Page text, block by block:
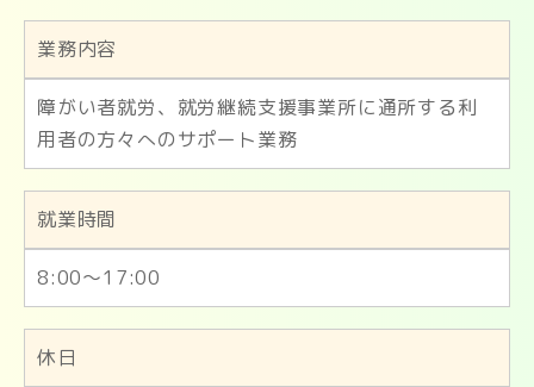
業務内容
障がい者就労、就労継続支援事業所に通所する利
用者の方々へのサポート業務
就業時間
8:00～17:00
休日